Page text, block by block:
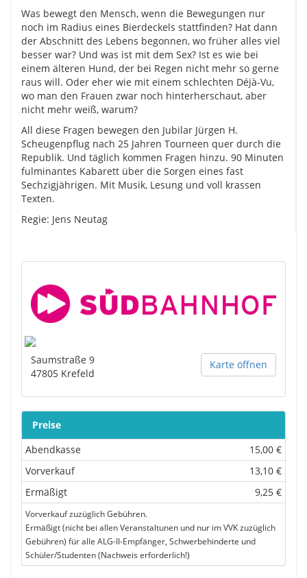
Was bewegt den Mensch, wenn die Bewegungen nur
noch im Radius eines Bierdeckels stattfinden? Hat dann
der Abschnitt des Lebens begonnen, wo früher alles viel
besser war? Und was ist mit dem Sex? Ist es wie bei
einem älteren Hund, der bei Regen nicht mehr so gerne
raus will. Oder eher wie mit einem schlechten Déjà-Vu,
wo man den Frauen zwar noch hinterherschaut, aber
nicht mehr weiß, warum?
All diese Fragen bewegen den Jubilar Jürgen H.
Scheugenpflug nach 25 Jahren Tourneen quer durch die
Republik. Und täglich kommen Fragen hinzu. 90 Minuten
fulminantes Kabarett über die Sorgen eines fast
Sechzigjährigen. Mit Musik, Lesung und voll krassen
Texten.
Regie: Jens Neutag
Karte öffnen
Saumstraße 9
47805 Krefeld
Preise
Abendkasse
15,00 €
Vorverkauf
13,10 €
Ermäßigt
9,25 €
Vorverkauf zuzüglich Gebühren.
Ermäßigt (nicht bei allen Veranstaltunen und nur im VVK zuzüglich
Gebühren) für alle ALG-II-Empfänger, Schwerbehinderte und
Schüler/Studenten (Nachweis erforderlich!)